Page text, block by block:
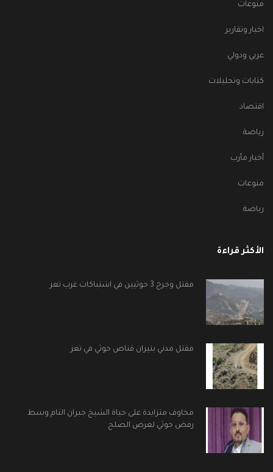
منوعات
اخبار وتقارير
عربي ودولي
كتابات وتحليلات
اقتصاد
رياضة
أخبار مأرب
منوعات
رياضة
الأكثر قراءة
مقتل وجرح 3 حوثيين في اشتباكات غرب تعز
مقتل مدني بنيران قناص حوثي في تعز
مخاوف متزايدة على حياة الشيخ جبران التام وسط
رفض حوثي لعرض الصلح